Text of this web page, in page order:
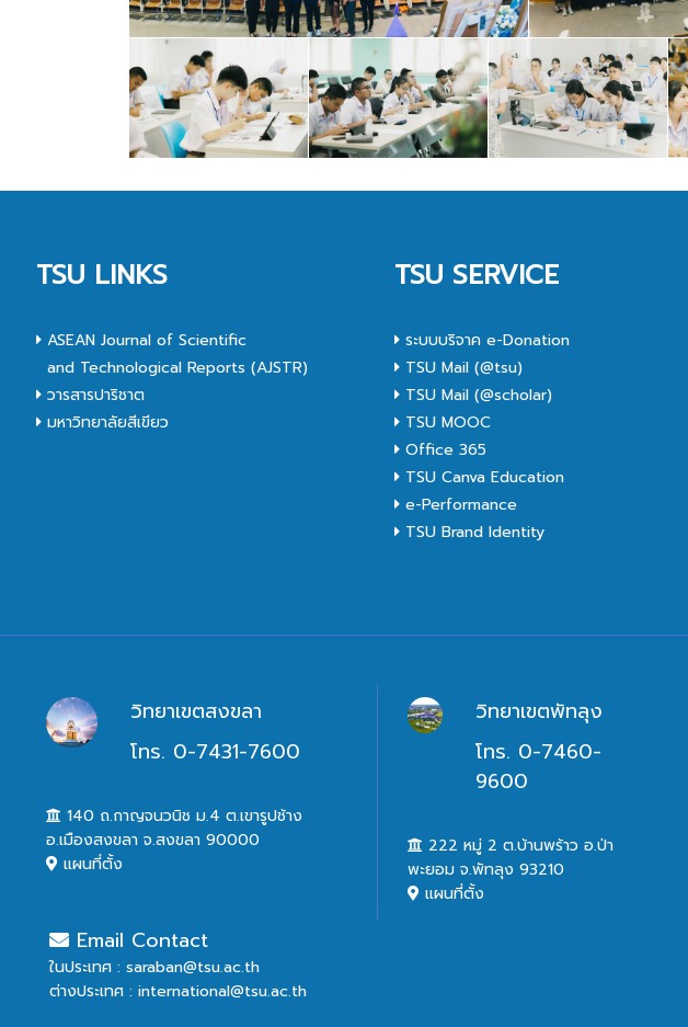
TSU LINKS
ASEAN Journal of Scientific
and Technological Reports (AJSTR)
วารสารปาริชาต
มหาวิทยาลัยสีเขียว
TSU SERVICE
ระบบบริจาค e-Donation
TSU Mail (@tsu)
TSU Mail (@scholar)
TSU MOOC
Office 365
TSU Canva Education
e-Performance
TSU Brand Identity
วิทยาเขตสงขลา
โทร. 0-7431-7600
140 ถ.กาญจนวนิช ม.4 ต.เขารูปช้าง
อ.เมืองสงขลา จ.สงขลา 90000
แผนที่ตั้ง
วิทยาเขตพัทลุง
โทร. 0-7460-
9600
222 หมู่ 2 ต.บ้านพร้าว อ.ป่า
พะยอม จ.พัทลุง 93210
แผนที่ตั้ง
Email Contact
ในประเทศ : saraban@tsu.ac.th
ต่างประเทศ : international@tsu.ac.th